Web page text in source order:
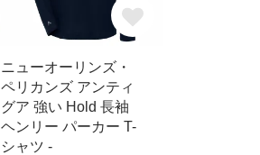
ニューオーリンズ・
ペリカンズ アンティ
グア 強い Hold 長袖
ヘンリー パーカー T-
シャツ -